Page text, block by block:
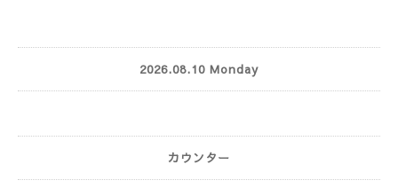
2026.08.10 Monday
カウンター